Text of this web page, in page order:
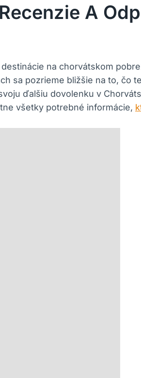
A
na chorvátskom
sa pozrieme bližšie na to, čo
ďalšiu dovolenku v
všetky potrebné informácie,